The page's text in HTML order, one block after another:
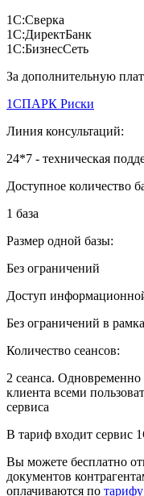
1С:Сверка
1С:ДиректБанк
1С:БизнесСеть
За дополнительную
1СПАРК Риски
Линия консультаций:
24*7 - техническая
Доступное количество
1 база
Размер одной базы:
Без ограничений
Доступ
Без ограничений в
Количество сеансов:
2 сеанса.
клиента всеми
сервиса
В тариф входит сервис
Вы можете бесплатно
документов
оплачиваются по